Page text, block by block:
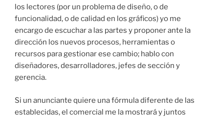
los lectores (por un problema de diseño, o de
funcionalidad, o de calidad en los gráficos) yo me
encargo de escuchar a las partes y proponer ante la
dirección los nuevos procesos, herramientas o
recursos para gestionar ese cambio; hablo con
diseñadores, desarrolladores, jefes de sección y
gerencia.
Si un anunciante quiere una fórmula diferente de las
establecidas, el comercial me la mostrará y juntos